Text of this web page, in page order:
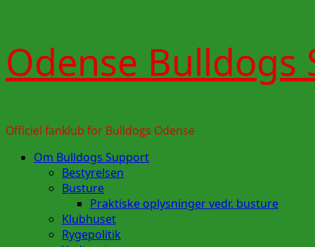
to
content
Odense Bulldogs
Officiel fanklub for Bulldogs Odense
PrimaryOm Bulldogs Support
Bestyrelsen
Busture
Praktiske oplysninger vedr. busture
Klubhuset
Rygepolitik